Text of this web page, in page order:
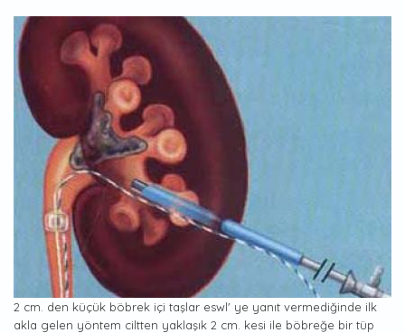
2 cm. den küçük böbrek içi taşlar eswl' ye yanıt vermediğinde ilk
akla gelen yöntem ciltten yaklaşık 2 cm. kesi ile böbreğe bir tüp